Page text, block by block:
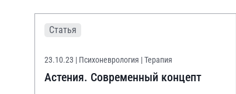
Статья
23.10.23 | Психоневрология | Терапия
Астения. Современный концепт